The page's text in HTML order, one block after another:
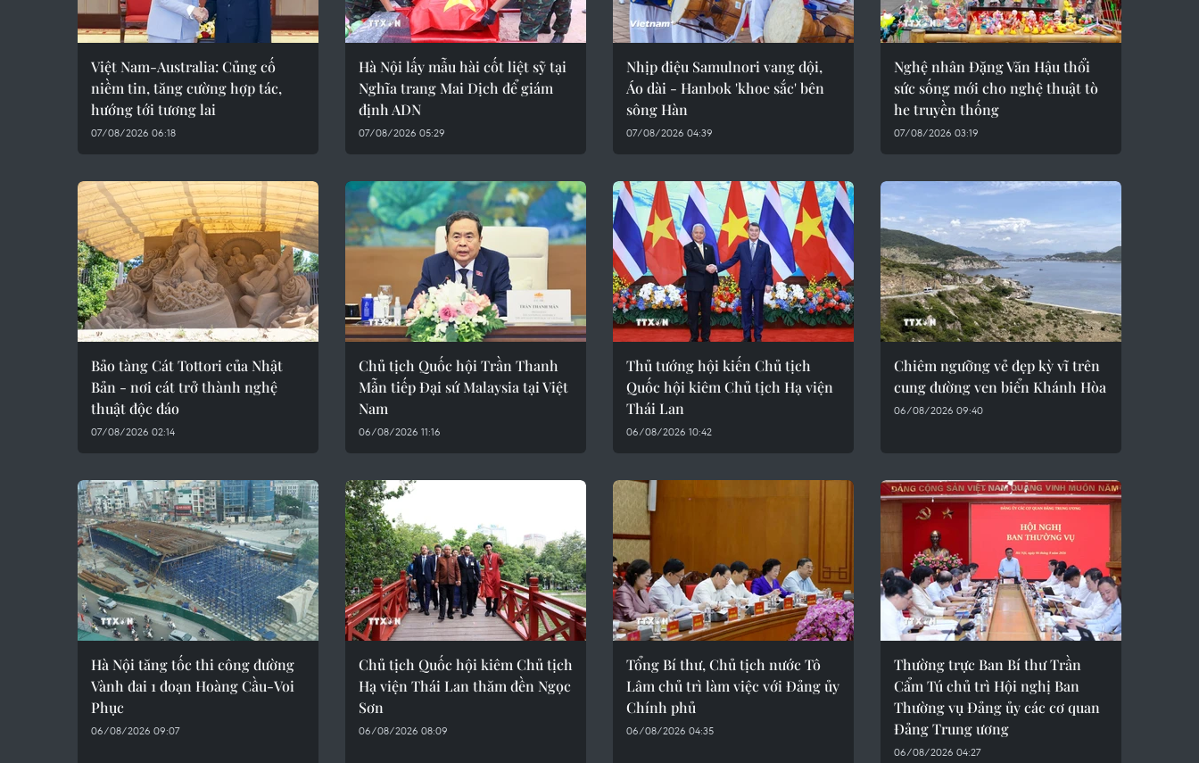
Việt Nam-Australia: Củng cố
niềm tin, tăng cường hợp tác,
hướng tới tương lai
07/08/2026 06:18
Hà Nội lấy mẫu hài cốt liệt sỹ tại
Nghĩa trang Mai Dịch để giám
định ADN
07/08/2026 05:29
Nhịp điệu Samulnori vang dội,
Áo dài - Hanbok 'khoe sắc' bên
sông Hàn
07/08/2026 04:39
Nghệ nhân Đặng Văn Hậu thổi
sức sống mới cho nghệ thuật tò
he truyền thống
07/08/2026 03:19
Bảo tàng Cát Tottori của Nhật
Bản - nơi cát trở thành nghệ
thuật độc đáo
07/08/2026 02:14
Chủ tịch Quốc hội Trần Thanh
Mẫn tiếp Đại sứ Malaysia tại Việt
Nam
06/08/2026 11:16
Thủ tướng hội kiến Chủ tịch
Quốc hội kiêm Chủ tịch Hạ viện
Thái Lan
06/08/2026 10:42
Chiêm ngưỡng vẻ đẹp kỳ vĩ trên
cung đường ven biển Khánh Hòa
06/08/2026 09:40
Hà Nội tăng tốc thi công đường
Vành đai 1 đoạn Hoàng Cầu-Voi
Phục
06/08/2026 09:07
Chủ tịch Quốc hội kiêm Chủ tịch
Hạ viện Thái Lan thăm đền Ngọc
Sơn
06/08/2026 08:09
Tổng Bí thư, Chủ tịch nước Tô
Lâm chủ trì làm việc với Đảng ủy
Chính phủ
06/08/2026 04:35
Thường trực Ban Bí thư Trần
Cẩm Tú chủ trì Hội nghị Ban
Thường vụ Đảng ủy các cơ quan
Đảng Trung ương
06/08/2026 04:27